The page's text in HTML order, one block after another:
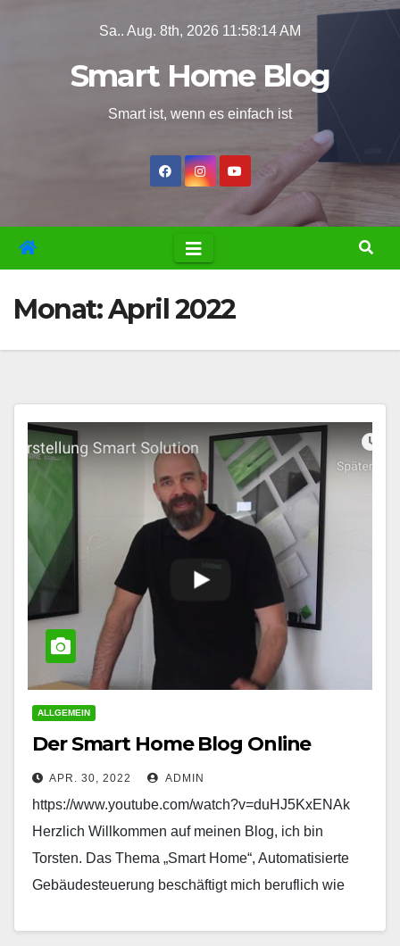
Sa.. Aug. 8th, 2026 11:58:15 AM
Smart Home Blog
Smart ist, wenn es einfach ist
Monat:April 2022
ALLGEMEIN
Der Smart Home Blog Online
APR. 30, 2022 ADMIN
https://www.youtube.com/watch?v=duHJ5KxENAk
Herzlich Willkommen auf meinen Blog, ich bin
Torsten. Das Thema „Smart Home“, Automatisierte
Gebäudesteuerung beschäftigt mich beruflich wie